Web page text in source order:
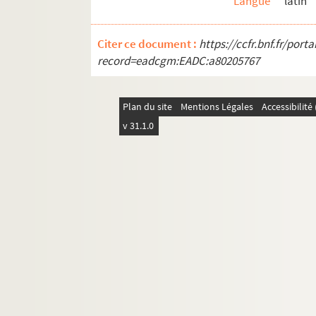
Fol. 183. Bulle d'Innocent X
Fol. 187. Statut capitulaire concernant
Fol. 189. Bulle d'Innocent X mettant
Fol. 191. Lettres de Marie et de
Fol. 197. Témoignage du chapitre
Fol. 200. Acquiescement donné par
Citer ce document : https://ccfr.bnf.fr/
record=eadcgm:EADC:a80205767
Plan du site Mentions Légales
v 31.1.0